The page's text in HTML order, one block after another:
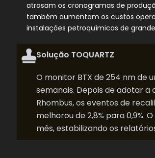
atrasam os cronogramas de
também aumentam os custos
instalações petroquímicas de
Solução TOQUARTZ
O monitor BTX de 254 nm de
semanais. Depois de adotar a
Rhombus, os eventos de
melhorou de 2,8% para 0,9%.
mês, estabilizando os